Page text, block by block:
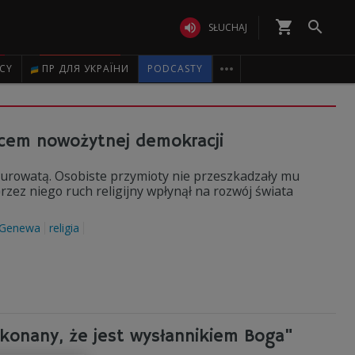
 SŁUCHAJ shopping_cart 
ПР ДЛЯ УКРАЇНИ PODCASTY 
nowożytnej demokracji
Osobiste przymioty nie przeszkadzały mu
niego ruch religijny wpłynął na rozwój świata
Genewa religia
że jest wysłannikiem Boga"